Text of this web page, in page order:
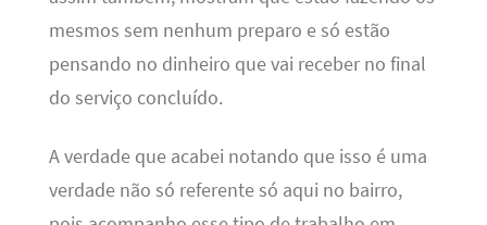
mesmos sem nenhum preparo e só estão
pensando no dinheiro que vai receber no final
do serviço concluído.
A verdade que acabei notando que isso é uma
verdade não só referente só aqui no bairro,